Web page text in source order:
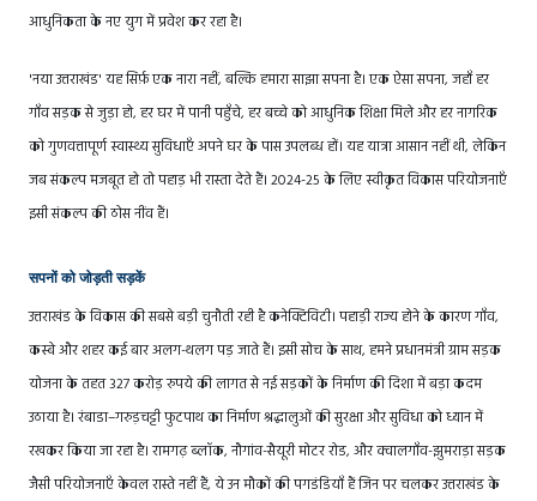
आधुनिकता के नए युग में प्रवेश कर रहा है।
'नया उत्तराखंड' यह सिर्फ़ एक नारा नहीं, बल्कि हमारा साझा सपना है। एक ऐसा सपना, जहाँ हर
गाँव सड़क से जुड़ा हो, हर घर में पानी पहुँचे, हर बच्चे को आधुनिक शिक्षा मिले और हर नागरिक
को गुणवत्तापूर्ण स्वास्थ्य सुविधाएँ अपने घर के पास उपलब्ध हों। यह यात्रा आसान नहीं थी, लेकिन
जब संकल्प मजबूत हो तो पहाड़ भी रास्ता देते हैं। 2024-25 के लिए स्वीकृत विकास परियोजनाएँ
इसी संकल्प की ठोस नींव हैं।
सपनों को जोड़ती सड़कें
उत्तराखंड के विकास की सबसे बड़ी चुनौती रही है कनेक्टिविटी। पहाड़ी राज्य होने के कारण गाँव,
कस्बे और शहर कई बार अलग-थलग पड़ जाते हैं। इसी सोच के साथ, हमने प्रधानमंत्री ग्राम सड़क
योजना के तहत 327 करोड़ रुपये की लागत से नई सड़कों के निर्माण की दिशा में बड़ा कदम
उठाया है। रंबाडा–गरुड़चट्टी फुटपाथ का निर्माण श्रद्धालुओं की सुरक्षा और सुविधा को ध्यान में
रखकर किया जा रहा है। रामगढ़ ब्लॉक, नौगांव-सैयूरी मोटर रोड, और क्वालगाँव-झुमराड़ा सड़क
जैसी परियोजनाएँ केवल रास्ते नहीं हैं, ये उन मौकों की पगडंडियाँ हैं जिन पर चलकर उत्तराखंड के